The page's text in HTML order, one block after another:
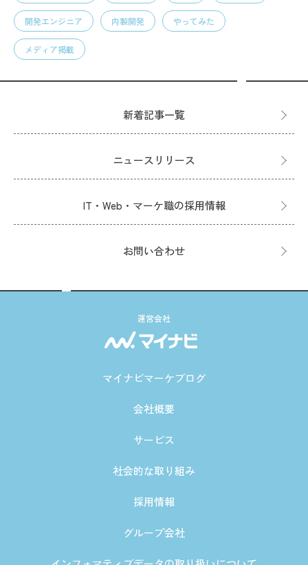
開発エンジニア 内製開発 やってみた
メディア掲載
新着記事一覧
ニュースリリース
IT・Web・マーケ職の採用情報
お問い合わせ
運営会社
マイナビマーケブログ
会社概要
サービス
社会的な取り組み
採用情報
グループ会社